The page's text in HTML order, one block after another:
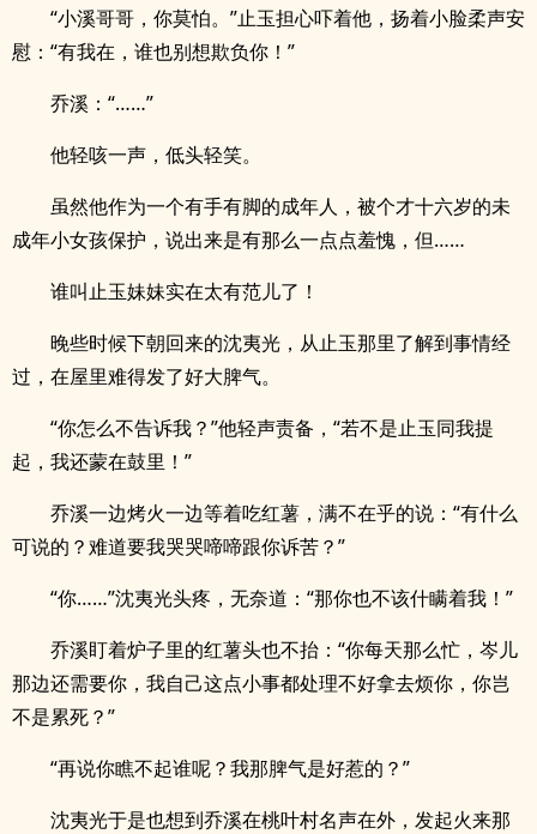
“小溪哥哥，你莫怕。”止玉担心吓着他，扬着小脸柔声安
慰：“有我在，谁也别想欺负你！”
乔溪：“……”
他轻咳一声，低头轻笑。
虽然他作为一个有手有脚的成年人，被个才十六岁的未
成年小女孩保护，说出来是有那么一点点羞愧，但……
谁叫止玉妹妹实在太有范儿了！
晚些时候下朝回来的沈夷光，从止玉那里了解到事情经
过，在屋里难得发了好大脾气。
“你怎么不告诉我？”他轻声责备，“若不是止玉同我提
起，我还蒙在鼓里！”
乔溪一边烤火一边等着吃红薯，满不在乎的说：“有什么
可说的？难道要我哭哭啼啼跟你诉苦？”
“你……”沈夷光头疼，无奈道：“那你也不该什瞒着我！”
乔溪盯着炉子里的红薯头也不抬：“你每天那么忙，岑儿
那边还需要你，我自己这点小事都处理不好拿去烦你，你岂
不是累死？”
“再说你瞧不起谁呢？我那脾气是好惹的？”
沈夷光于是也想到乔溪在桃叶村名声在外，发起火来那